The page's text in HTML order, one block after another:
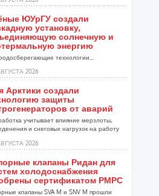
ЮУрГУ создали
установку,
солнечную и
энергию
технологии...
2026
Арктики создали
защиты
от аварий
учитывает влияние мерзлоты,
и снеговых нагрузок на работу
2026
клапаны Ридан для
холодоснабжения
сертификатом РМРС
клапаны SVA M и SNV M прошли